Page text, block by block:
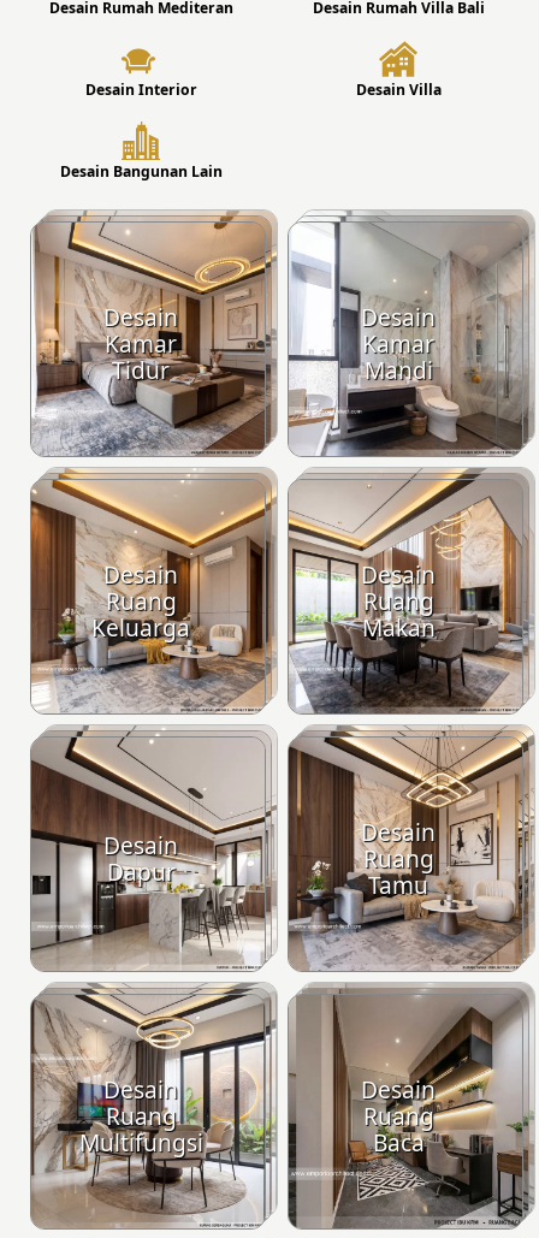
Desain Rumah Mediteran Desain Rumah Villa Bali
Desain Interior Desain Villa
Desain Bangunan Lain
Desain
Kamar
Tidur
Desain
Kamar
Mandi
Desain
Ruang
Keluarga
Desain
Ruang
Makan
Desain
Dapur
Desain
Ruang
Tamu
Desain
Ruang
Multifungsi
Desain
Ruang
Baca